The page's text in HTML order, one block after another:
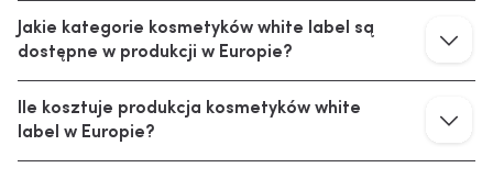
Jakie kategorie kosmetyków white label są
dostępne w produkcji w Europie?
Ile kosztuje produkcja kosmetyków white
label w Europie?